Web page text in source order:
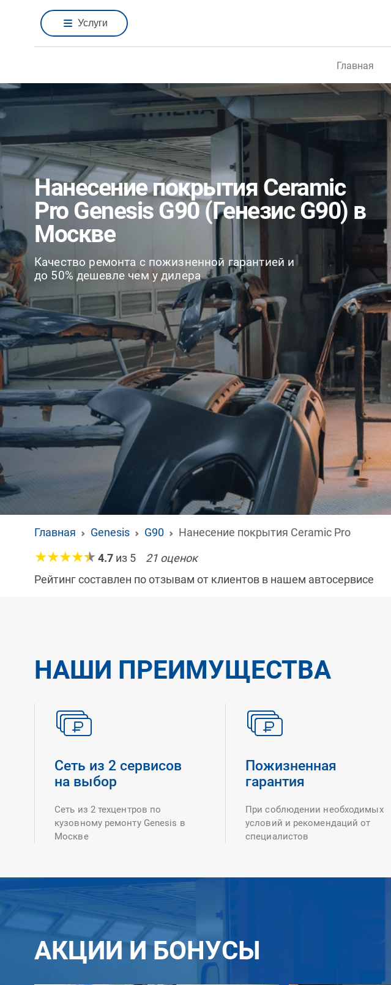
Услуги
Главная
Нанесение покрытия Ceramic
Pro Genesis G90 (Генезис G90) в
Москве
Качество ремонта с пожизненной гарантией и
до 50% дешевле чем у дилера
Главная Genesis G90
Нанесение покрытия Ceramic Pro
4.7 из 5 21 оценок
Рейтинг составлен по отзывам от клиентов в нашем автосервисе
НАШИ ПРЕИМУЩЕСТВА
Сеть из 2 сервисов
на выбор
Сеть из 2 техцентров по
кузовному ремонту Genesis в
Москве
Пожизненная
гарантия
При соблюдении необходимых
условий и рекомендаций от
специалистов
АКЦИИ И БОНУСЫ